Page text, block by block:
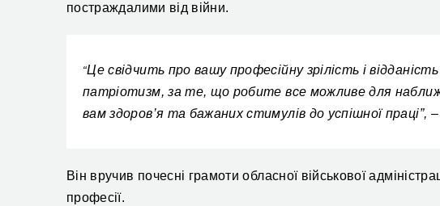
постраждалими від війни.
“Це свідчить про вашу професійну зрілість і
патріотизм, за те, що робите все можливе для
вам здоров’я та бажаних стимулів до успішної праці”,
Він вручив почесні грамотиобласної військової
професії.